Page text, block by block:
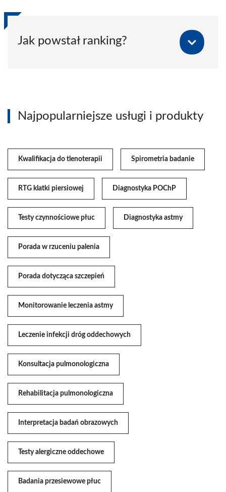
Jak powstał ranking?
Najpopularniejsze usługi i produkty
Kwalifikacja do tlenoterapii Spirometria badanie
RTG klatki piersiowej Diagnostyka POChP
Testy czynnościowe płuc Diagnostyka astmy
Porada w rzuceniu palenia
Porada dotycząca szczepień
Monitorowanie leczenia astmy
Leczenie infekcji dróg oddechowych
Konsultacja pulmonologiczna
Rehabilitacja pulmonologiczna
Interpretacja badań obrazowych
Testy alergiczne oddechowe
Badania przesiewowe płuc